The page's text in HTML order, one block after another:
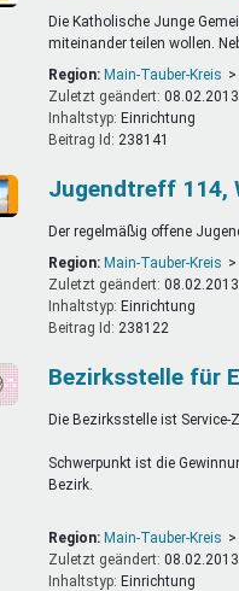
Die Katholische Junge
miteinander teilen wollen.
Region: Main-Tauber-Kreis
Zuletzt geändert:
Inhaltstyp:
einrichtung
Beitrag Id:238141
Jugendtreff 114,
Der regelmäßig offene
Region: Main-Tauber-Kreis
Zuletzt geändert:
Inhaltstyp:
einrichtung
Beitrag Id:238122
Bezirksstelle für
Die Bezirksstelle ist
Schwerpunkt ist die
Bezirk.
Region: Main-Tauber-Kreis
Zuletzt geändert:
Inhaltstyp:
einrichtung